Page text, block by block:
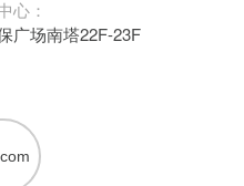
心：
广场南塔22F-23F